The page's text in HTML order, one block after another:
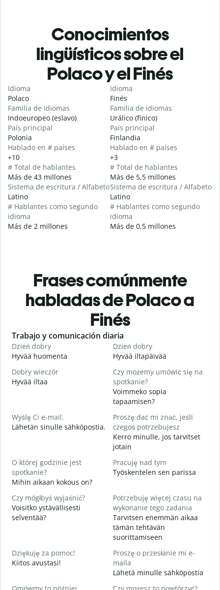
Conocimientos
lingüísticos sobre el
Polaco y el Finés
Idioma
Polaco
Familia de idiomas
Indoeuropeo (eslavo)
País principal
Polonia
Hablado en # países
+10
# Total de hablantes
Más de 43 millones
Sistema de escritura / Alfabeto
Latino
# Hablantes como segundo
idioma
Más de 2 millones
Idioma
Finés
Familia de idiomas
Urálico (fínico)
País principal
Finlandia
Hablado en # países
+3
# Total de hablantes
Más de 5,5 millones
Sistema de escritura / Alfabeto
Latino
# Hablantes como segundo
idioma
Más de 0,5 millones
Frases comúnmente
habladas de Polaco a
Finés
Slide 1 of 6
Trabajo y comunicación diaria
Dzień dobry
Hyvää huomenta
Dzień dobry
Hyvää iltapäivää
Dobry wieczór
Hyvää iltaa
Czy możemy umówić się na
spotkanie?
Voimmeko sopia
tapaamisen?
Wyślę Ci e-mail.
Lähetän sinulle sähköpostia.
Proszę dać mi znać, jeśli
czegoś potrzebujesz
Kerro minulle, jos tarvitset
jotain
O której godzinie jest
spotkanie?
Mihin aikaan kokous on?
Pracuję nad tym
Työskentelen sen parissa
Czy mógłbyś wyjaśnić?
Voisitko ystävällisesti
selventää?
Potrzebuję więcej czasu na
wykonanie tego zadania
Tarvitsen enemmän aikaa
tämän tehtävän
suorittamiseen
Dziękuję za pomoc!
Kiitos avustasi!
Proszę o przesłanie mi e-
maila
Lähetä minulle sähköpostia